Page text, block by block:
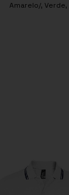
Amarelo/, Verde,